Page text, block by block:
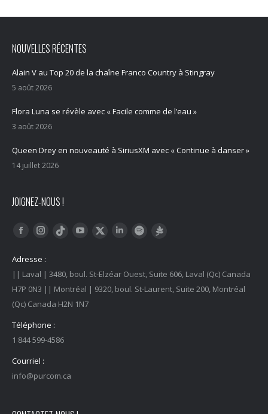
NOUVELLES RÉCENTES
Alain V au Top 20 de la chaîne Franco Country à Stingray
5 août 2026
Flora Luna se révèle avec « Facile comme de l’eau »
3 août 2026
Queen Drey en nouveauté à SiriusXM avec « Continue à danser »
14 juillet 2026
JOIGNEZ-NOUS !
Trouvez nous sur :
FacebookInstagram
Tiktok YouTubeTwitter LinkedInSpotify
Adresse :
|| Laval | 3480, boul. St-Elzéar Ouest, Suite 606, Laval (Qc) Canada
H7P 0N3 || Montréal | 9320, boul. St-Laurent, Suite 200, Montréal
(Qc) Canada H2N 1N7
Téléphone :
1 844 599-4586
Courriel :
info@purcom.ca